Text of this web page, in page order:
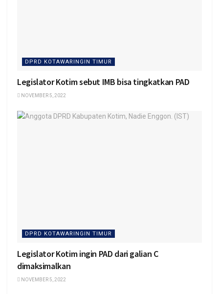
DPRD KOTAWARINGIN TIMUR
Legislator Kotim sebut IMB bisa tingkatkan PAD
NOVEMBER 5, 2022
DPRD KOTAWARINGIN TIMUR
Legislator Kotim ingin PAD dari galian C
dimaksimalkan
NOVEMBER 5, 2022